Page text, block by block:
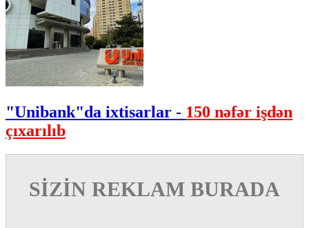
"Unibank"da ixtisarlar - 150 nəfər işdən
çıxarılıb
SİZİN REKLAM BURADA